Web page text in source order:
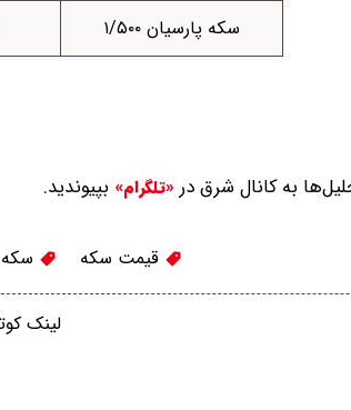
سکه پارسیان ۱/۵۰۰
به کانال شرق در «تلگرام» بپیوندید.
قیمت سکه سکه
لینک